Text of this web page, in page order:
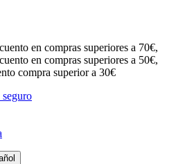
en compras superiores a 70€,
en compras superiores a 50€,
compra superior a 30€
seguro